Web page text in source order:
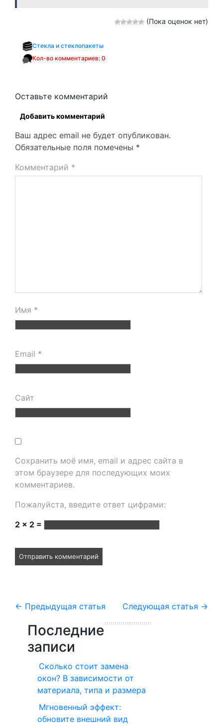
(Пока оценок нет)
Стекла и стеклопакеты
Кол-во комментариев: 0
Оставьте комментарий
Добавить комментарий
Ваш адрес email не будет опубликован.
Обязательные поля помечены *
Комментарий *
Имя *
Email *
Сайт
Сохранить моё имя, email и адрес сайта в
этом браузере для последующих моих
комментариев.
Пожалуйста, введите ответ цифрами:
2 × 2 =
← Предыдущая статья Следующая статья →
Последние
записи
Сколько стоит замена
окон? В зависимости от
материала, типа и размера
Мгновенный эффект:
обновите внешний вид